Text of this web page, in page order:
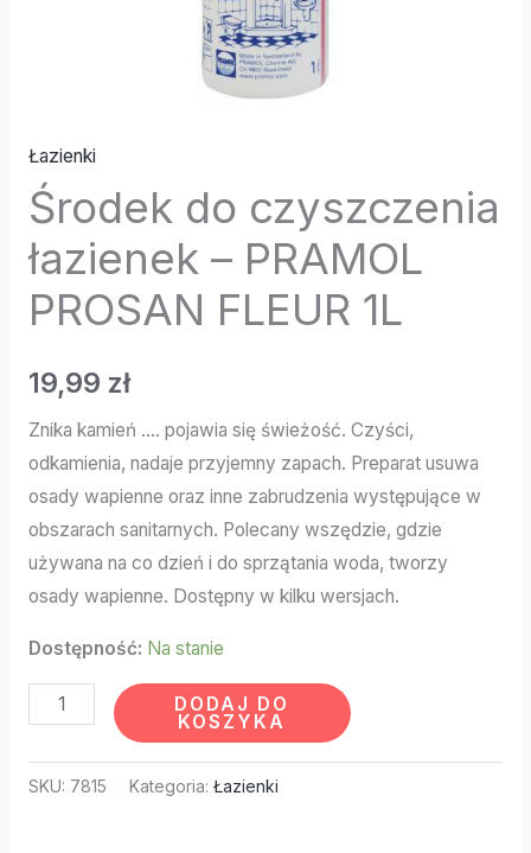
Łazienki
Środek do czyszczenia
łazienek – PRAMOL
PROSAN FLEUR 1L
19,99 zł
Znika kamień …. pojawia się świeżość. Czyści,
odkamienia, nadaje przyjemny zapach. Preparat usuwa
osady wapienne oraz inne zabrudzenia występujące w
obszarach sanitarnych. Polecany wszędzie, gdzie
używana na co dzień i do sprzątania woda, tworzy
osady wapienne. Dostępny w kilku wersjach.
Dostępność: Na stanie
DODAJ DO
KOSZYKA
SKU: 7815 Kategoria: Łazienki